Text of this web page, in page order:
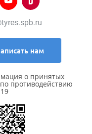
нам
о принятых
противодействию